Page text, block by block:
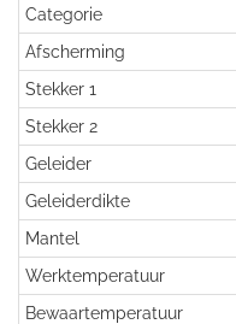
Categorie
Afscherming
Stekker 1
Stekker 2
Geleider
Geleiderdikte
Mantel
Werktemperatuur
Bewaartemperatuur